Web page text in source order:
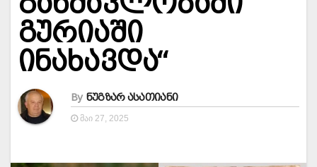
გურიაში
ინახავდა“
By ნუგზარ ასათიანი
ᲛᲐᲘ 27, 2025